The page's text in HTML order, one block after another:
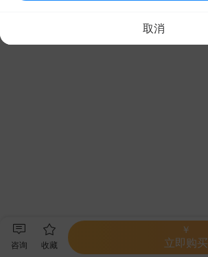
咨询 收藏
￥
立即购买
取消